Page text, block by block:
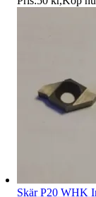
Skär P20 WHK